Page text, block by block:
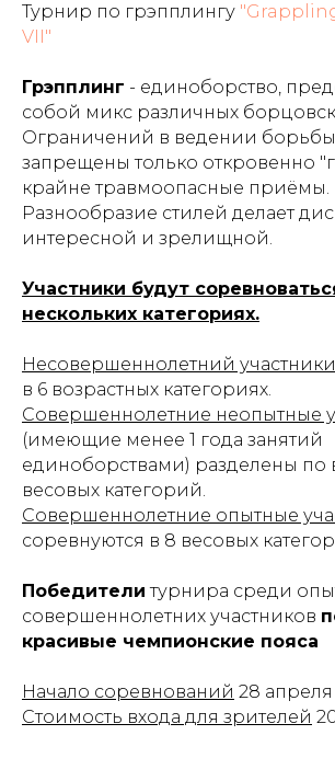
Турнир по грэпплингу
VII"
Грэпплинг - единоборство,
собой микс различных
Ограничений в ведении
запрещены только откровенно
крайне травмоопасные приёмы.
Разнообразие стилей делает
интересной и зрелищной.
Участники будут
нескольких категориях.
Несовершеннолетний участники
в 6 возрастных категориях.
Совершеннолетние неопытные
(имеющие менее 1 года занятий
единоборствами) разделены по
весовых категорий.
Совершеннолетние опытные
соревнуются в 8 весовых
Победители турнира среди
совершеннолетних участников
красивые чемпионские пояса
Начало соревнований 28 апреля
Стоимость входа для зрителей